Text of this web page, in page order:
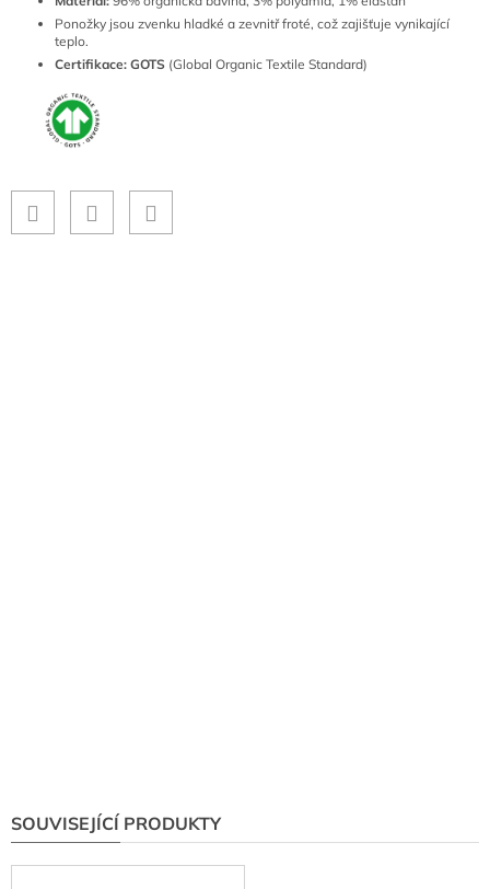
Ponožky jsou zvenku hladké a zevnitř froté, což zajišťuje vynikající
teplo.
Certifikace: GOTS (Global Organic Textile Standard)
SOUVISEJÍCÍ PRODUKTY